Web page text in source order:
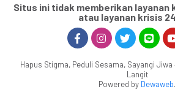
Situs ini tidak memberikan layanan
atau layanan krisis
Hapus Stigma, Peduli Sesama, Sayangi Jiwa
Langit
Powered by Dewaweb.